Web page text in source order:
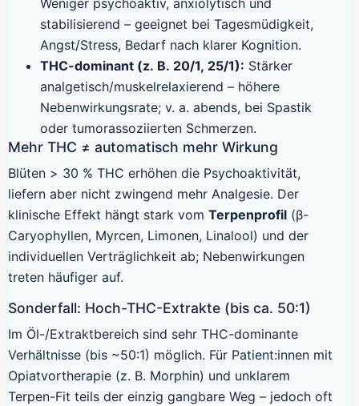
stabilisierend – geeignet bei Tagesmüdigkeit,
Angst/Stress, Bedarf nach klarer Kognition.
THC-dominant (z. B. 20/1, 25/1): Stärker
analgetisch/muskelrelaxierend – höhere
Nebenwirkungsrate; v. a. abends, bei Spastik
oder tumorassoziierten Schmerzen.
Mehr THC ≠ automatisch mehr Wirkung
Blüten > 30 % THC erhöhen die Psychoaktivität,
liefern aber nicht zwingend mehr Analgesie. Der
klinische Effekt hängt stark vom Terpenprofil (β-
Caryophyllen, Myrcen, Limonen, Linalool) und der
individuellen Verträglichkeit ab; Nebenwirkungen
treten häufiger auf.
Sonderfall: Hoch-THC-Extrakte (bis ca. 50:1)
Im Öl-/Extraktbereich sind sehr THC-dominante
Verhältnisse (bis ~50:1) möglich. Für Patient:innen mit
Opiatvortherapie (z. B. Morphin) und unklarem
Terpen-Fit teils der einzig gangbare Weg – jedoch oft